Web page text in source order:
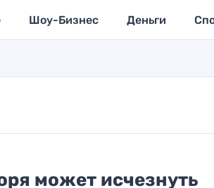
Шоу-Бизнес Деньги
может исчезнуть